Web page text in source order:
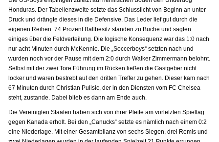
Honduras. Der Tabellenzweite setzte das Schlusslicht von Beginn an unter
Druck und drängte dieses in die Defensive. Das Leder lief gut durch die
eigenen Reihen. 74 Prozent Ballbesitz standen zu Buche und sagten
einiges über die Feldverteilung. Die logische Konsequenz war das 1:0 nach
nur acht Minuten durch McKennie. Die „Soccerboys“ setzten nach und
wurden noch vor der Pause mit dem 2:0 durch Walker Zimmermann belohnt.
Selbst mit der zwei Tore Führung im Rücken ließen die Gastgeber nicht
locker und waren bestrebt auf den dritten Treffer zu gehen. Dieser kam nach
67 Minuten durch Christian Pulisic, der in den Diensten vom FC Chelsea
steht, zustande. Dabei blieb es dann am Ende auch.
Die Vereinigten Staaten haben sich von ihrer Pleite am vorletzten Spieltag
gegen Kanada erholt. Bei den „Canucks“ setzte es nämlich nach einem 0:2
eine Niederlage. Mit einer Gesamtbilanz von sechs Siegen, drei Remis und